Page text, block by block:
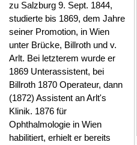
zu Salzburg 9. Sept. 1844,
studierte bis 1869, dem Jahre
seiner Promotion, in Wien
unter Brücke, Billroth und v.
Arlt. Bei letzterem wurde er
1869 Unterassistent, bei
Billroth 1870 Operateur, dann
(1872) Assistent an Arlt's
Klinik. 1876 für
Ophthalmologie in Wien
habilitiert, erhielt er bereits